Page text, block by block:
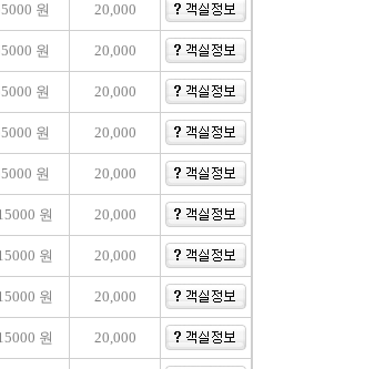
원 20,000
원 20,000
원 20,000
원 20,000
원 20,000
원 20,000
원 20,000
원 20,000
원 20,000